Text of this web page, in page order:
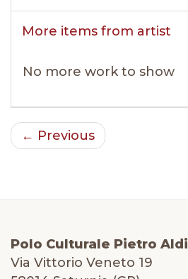
More items from artist
No more work to show
← Previous
Polo Culturale Pietro Aldi
Via Vittorio Veneto 19